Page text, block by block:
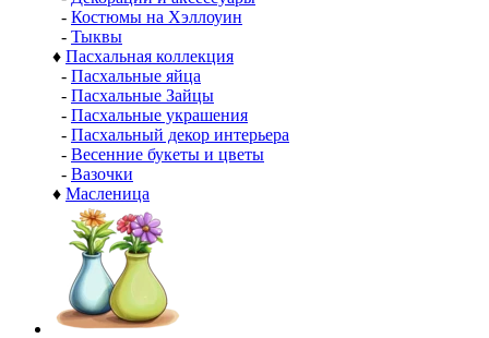
- Костюмы на Хэллоуин
- Тыквы
♦ Пасхальная коллекция
- Пасхальные яйца
- Пасхальные Зайцы
- Пасхальные украшения
- Пасхальный декор интерьера
- Весенние букеты и цветы
- Вазочки
♦ Масленица